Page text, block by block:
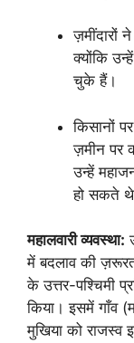
ज़मींदारों
क्योंकि
चुके हैं।
किसानों
ज़मीन पर
उन्हें
हो सकते
महालवारी व्यवस्था:
में बदलाव की
के उत्तर-पश्चिमी
किया। इसमें गाँव
मुखिया को राजस्व